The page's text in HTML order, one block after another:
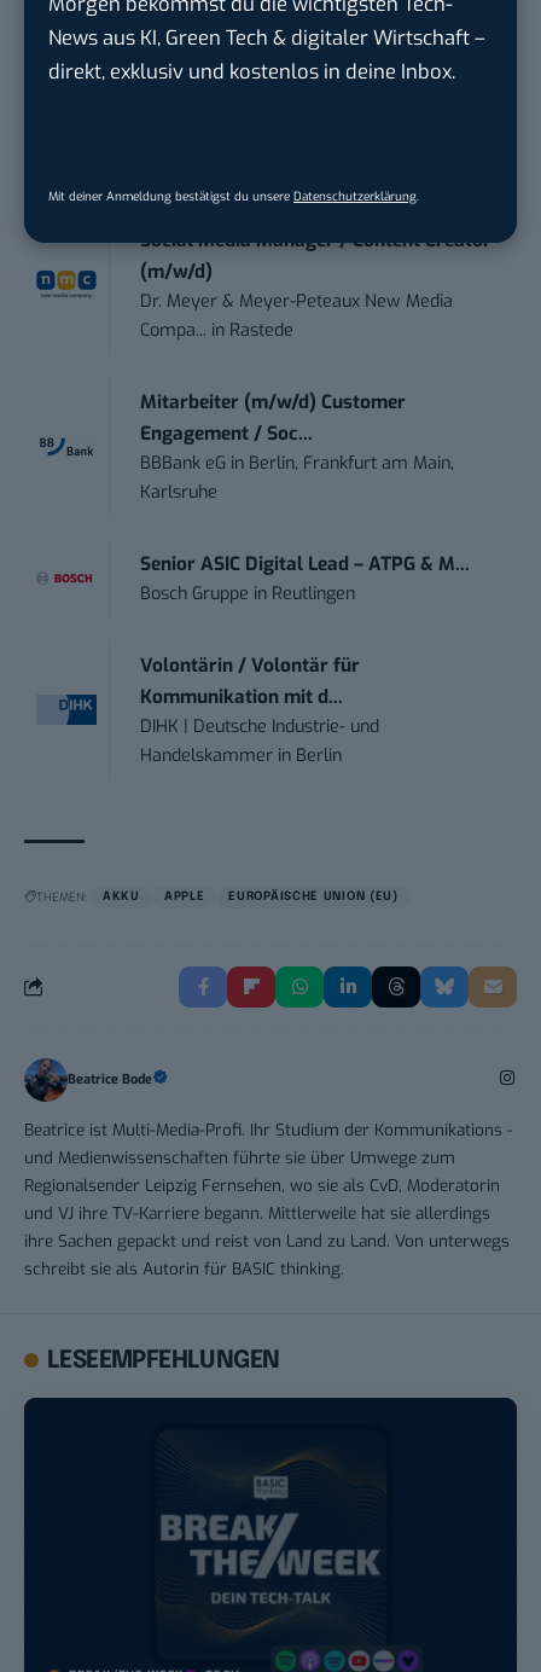
News aus KI, Green Tech & digitaler Wirtschaft –
direkt, exklusiv und kostenlos in deine Inbox.
Mit deiner Anmeldung bestätigst du unsere Datenschutzerklärung.
Endpoint Security Engineer – OT (f/m/x)
ZEISSinOberkochen (Baden-Württemberg),
München
Social Media Manager / Content Creator
(m/w/d)
Dr. Meyer & Meyer-Peteaux New Media
Compa... in Rastede
Mitarbeiter (m/w/d) Customer
Engagement / Soc...
BBBank eG in Berlin, Frankfurt am Main,
Karlsruhe
Senior ASIC Digital Lead – ATPG & M...
Bosch Gruppe in Reutlingen
Volontärin / Volontär für
Kommunikation mit d...
DIHK | Deutsche Industrie- und
Handelskammer in Berlin
THEMEN: AKKU APPLE EUROPÄISCHE UNION (EU)
Beatrice Bode
Beatrice ist Multi-Media-Profi. Ihr Studium der Kommunikations -
und Medienwissenschaften führte sie über Umwege zum
Regionalsender Leipzig Fernsehen, wo sie als CvD, Moderatorin
und VJ ihre TV-Karriere begann. Mittlerweile hat sie allerdings
ihre Sachen gepackt und reist von Land zu Land. Von unterwegs
schreibt sie als Autorin für BASIC thinking.
LESEEMPFEHLUNGEN